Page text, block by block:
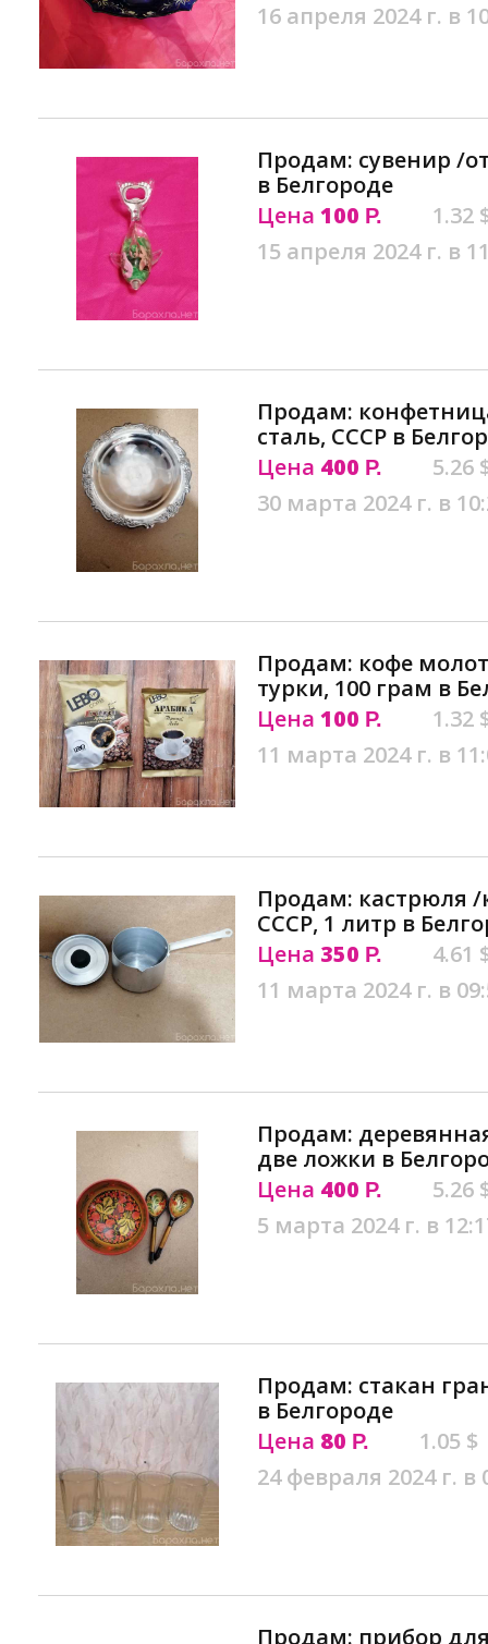
16 апреля 2024 г. в
Продам: сувенир /
в Белгороде
Цена 100 Р.
1.32
15 апреля 2024 г. в
Продам:
сталь, СССР в
Цена 400 Р.
5.26
30 марта 2024 г. в
Продам: кофе
турки, 100 грам в
Цена 100 Р.
1.32
11 марта 2024 г. в
Продам: кастрюля
СССР, 1 литр в
Цена 350 Р.
4.61
11 марта 2024 г. в
Продам:
две ложки в
Цена 400 Р.
5.26
5 марта 2024 г. в
Продам: стакан
в Белгороде
Цена 80 Р.
1.05 $
24 февраля 2024 г. в
Продам: прибор